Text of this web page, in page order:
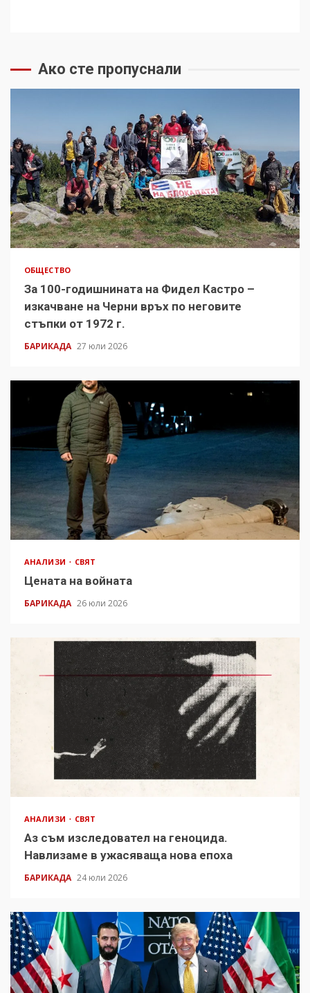
Ако сте пропуснали
ОБЩЕСТВО
За 100-годишнината на Фидел Кастро –
изкачване на Черни връх по неговите
стъпки от 1972 г.
БАРИКАДА 27 юли 2026
АНАЛИЗИ СВЯТ
Цената на войната
БАРИКАДА 26 юли 2026
АНАЛИЗИ СВЯТ
Аз съм изследовател на геноцида.
Навлизаме в ужасяваща нова епоха
БАРИКАДА 24 юли 2026